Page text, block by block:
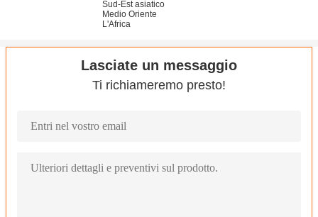
Sud-Est asiatico
Medio Oriente
L'Africa
Lasciate un messaggio
Ti richiameremo presto!